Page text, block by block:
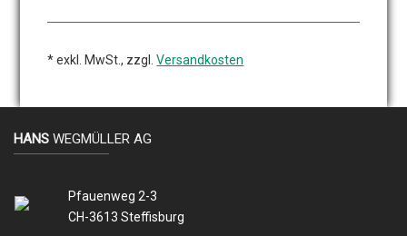
* exkl. MwSt., zzgl.Versandkosten
HANS WEGMÜLLER AG
Pfauenweg 2-3
CH-3613 Steffisburg